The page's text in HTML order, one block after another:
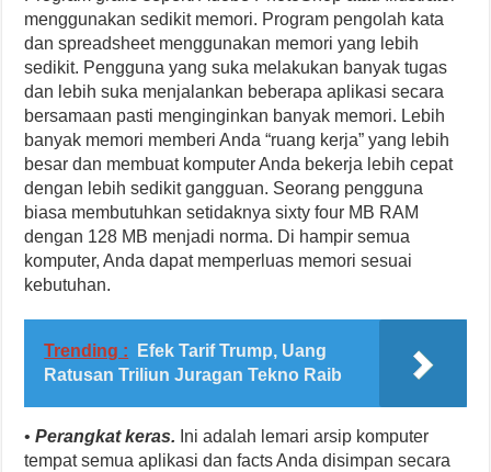
menggunakan sedikit memori. Program pengolah kata
dan spreadsheet menggunakan memori yang lebih
sedikit. Pengguna yang suka melakukan banyak tugas
dan lebih suka menjalankan beberapa aplikasi secara
bersamaan pasti menginginkan banyak memori. Lebih
banyak memori memberi Anda “ruang kerja” yang lebih
besar dan membuat komputer Anda bekerja lebih cepat
dengan lebih sedikit gangguan. Seorang pengguna
biasa membutuhkan setidaknya sixty four MB RAM
dengan 128 MB menjadi norma. Di hampir semua
komputer, Anda dapat memperluas memori sesuai
kebutuhan.
Trending :
Efek Tarif Trump, Uang
Ratusan Triliun Juragan Tekno Raib
•Perangkat keras. Ini adalah lemari arsip komputer
tempat semua aplikasi dan facts Anda disimpan secara